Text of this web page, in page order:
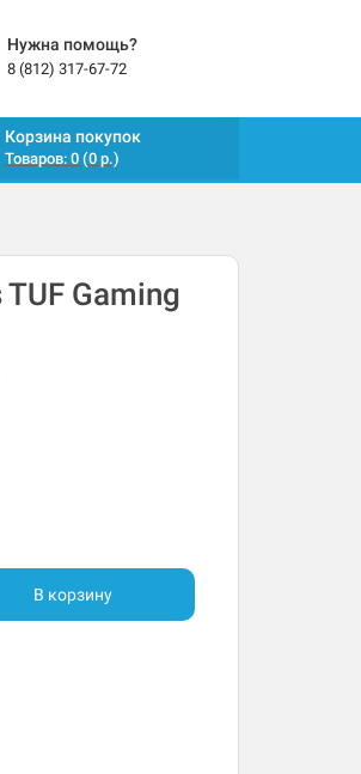
Нужна помощь?
8 (812) 317-67-72
Корзина покупок
Товаров: 0 (0 р.)
Gaming
В корзину